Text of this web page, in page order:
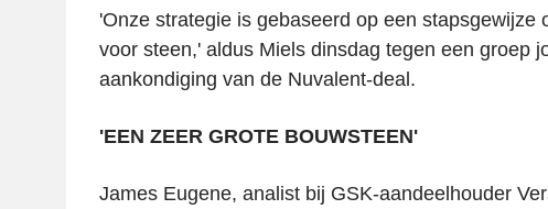
'Onze strategie is gebaseerd op een stapsgewijze
voor steen,' aldus Miels dinsdag tegen een groep
aankondiging van de Nuvalent-deal.
'EEN ZEER GROTE BOUWSTEEN'
James Eugene, analist bij GSK-aandeelhouder